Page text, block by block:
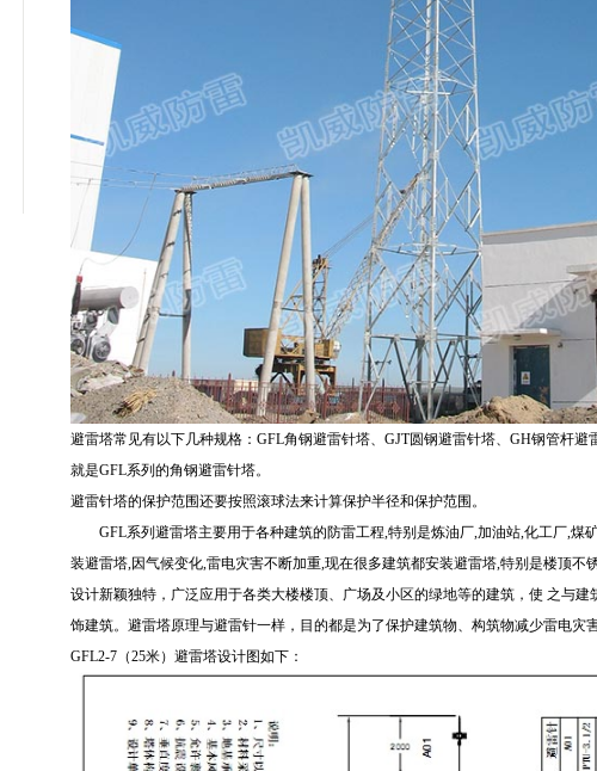
避雷塔常见有以下几种规格：GFL角钢避雷针塔、GJT圆钢避雷针塔、GH钢管杆
就是GFL系列的角钢避雷针塔。
避雷针塔的保护范围还要按照滚球法来计算保护半径和保护范围。
GFL系列避雷塔主要用于各种建筑的防雷工程,特别是炼油厂,加油站,化工厂,煤
装避雷塔,因气候变化,雷电灾害不断加重,现在很多建筑都安装避雷塔,特别是楼顶不
设计新颖独特，广泛应用于各类大楼楼顶、广场及小区的绿地等的建筑，使 之与
饰建筑。避雷塔原理与避雷针一样，目的都是为了保护建筑物、构筑物减少雷电灾害
GFL2-7（25米）避雷塔设计图如下：